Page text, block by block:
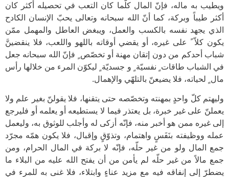
ويطيب به ماله، فإنّ المال كلّما كان التعب في تحصيله أكثر كان
أكثر طيباً وبركة، كما أنّ الله سبحانه وتعالى يحبّ الإنسان الكادح
الذي يجهد نفسه بالكسب والعمل، ويبغض العاطل والمهمل ممّن
يكون كلاّ ً على غيره، أو يقضي أوقاته باللهو واللعب، فلا ينقضينَّ
شباب أحدكم من دون إتقان مهنة أو تخصّص ٍ فإنّ الله سبحانه جعل
في الشباب طاقات ٍ نفسيّة ٍ و جسديّة ٍ ليكوّن المرء من خلالها رأس
مال ٍ لحياته، فلا يضيعنّ بالتلهّي والإهمال.
وليهتم كلّ واحدٍ بمهنته وتخصّصه حتى يتقنها، فلا يقولنّ بغير علم ولا
يعملنّ على غير خبرة، بل يعتذر فيما لا يستطيعه أو يعلمه أو فليرجع
إلى غيره ممن هو أخبر منه، فإنّه أزكى له وأجلب للوثوق به، وليعمل
عمله ووظيفته بنَفَسٍ واهتمام، وتذوّقٍ وإقبال، فلا يكون همّه مجرّد
جمع المال ولو من غير حلّه، فإنّه لا بركة في المال الحرام، ومن
جمع مالاً من غير حلّه لم يأمن من أن يفتح الله عليه من البلاء ما
يضطرّ إلى إنفاقه فيه مع مزيد عناءٍ وابتلاء، فلا غنى به للمرء في